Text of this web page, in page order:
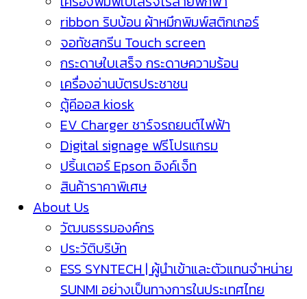
ribbon ริบบ้อน ผ้าหมึกพิมพ์สติกเกอร์
จอทัชสกรีน Touch screen
กระดาษใบเสร็จ กระดาษความร้อน
เครื่องอ่านบัตรประชาชน
ตู้คีออส kiosk
EV Charger ชาร์จรถยนต์ไฟฟ้า
Digital signage ฟรีโปรแกรม
ปริ้นเตอร์ Epson อิงค์เจ็ท
สินค้าราคาพิเศษ
About Us
วัฒนธรรมองค์กร
ประวัติบริษัท
ESS SYNTECH | ผู้นำเข้าและตัวแทนจำหน่าย
SUNMI อย่างเป็นทางการในประเทศไทย